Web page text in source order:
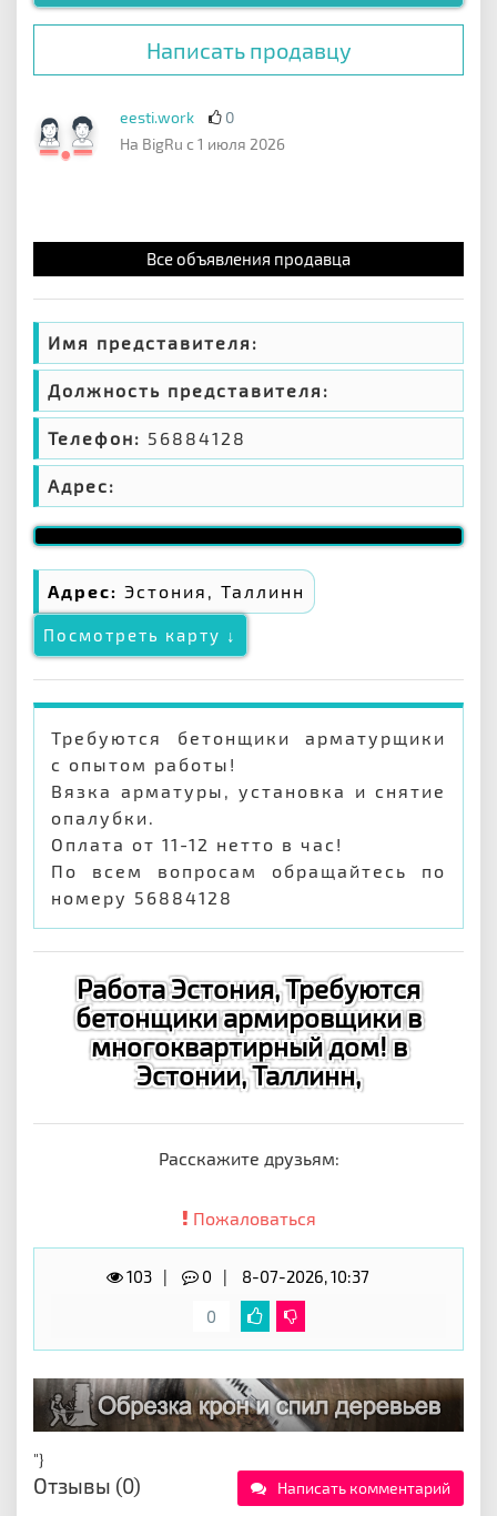
Написать продавцу
eesti.work
0
На BigRu с 1 июля 2026
Все объявления продавца
Имя представителя:
Должность представителя:
Телефон: 56884128
Адрес:
Адрес: Эстония, Таллинн
Посмотреть карту ↓
Требуются бетонщики арматурщики
с опытом работы!
Вязка арматуры, установка и снятие
опалубки.
Оплата от 11-12 нетто в час!
По всем вопросам обращайтесь по
номеру 56884128
Работа Эстония, Требуются
бетонщики армировщики в
многоквартирный дом! в
Эстонии, Таллинн,
Расскажите друзьям:
Пожаловаться
103 0
8-07-2026, 10:37
0
"}
Отзывы (0) Написать комментарий